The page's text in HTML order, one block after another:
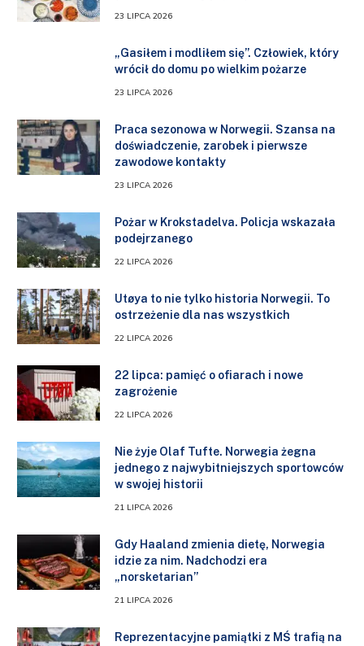
23 LIPCA 2026
„Gasiłem i modliłem się”. Człowiek, który
wrócił do domu po wielkim pożarze
23 LIPCA 2026
Praca sezonowa w Norwegii. Szansa na
doświadczenie, zarobek i pierwsze
zawodowe kontakty
23 LIPCA 2026
Pożar w Krokstadelva. Policja wskazała
podejrzanego
22 LIPCA 2026
Utøya to nie tylko historia Norwegii. To
ostrzeżenie dla nas wszystkich
22 LIPCA 2026
22 lipca: pamięć o ofiarach i nowe
zagrożenie
22 LIPCA 2026
Nie żyje Olaf Tufte. Norwegia żegna
jednego z najwybitniejszych sportowców
w swojej historii
21 LIPCA 2026
Gdy Haaland zmienia dietę, Norwegia
idzie za nim. Nadchodzi era
„norsketarian”
21 LIPCA 2026
Reprezentacyjne pamiątki z MŚ trafią na